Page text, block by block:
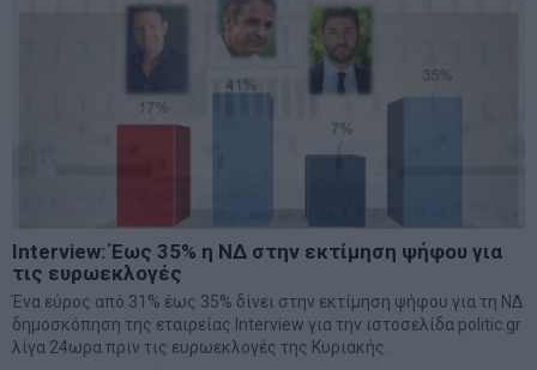
Interview: Έως 35% η ΝΔ στην εκτίμηση ψήφου για
τις ευρωεκλογές
Ένα εύρος από 31% έως 35% δίνει στην εκτίμηση ψήφου για τη ΝΔ
δημοσκόπηση της εταιρείας Interview για την ιστοσελίδα politic.gr
λίγα 24ωρα πριν τις ευρωεκλογές της Κυριακής.